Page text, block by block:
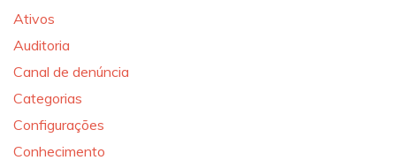
Ativos
Auditoria
Canal de denúncia
Categorias
Configurações
Conhecimento